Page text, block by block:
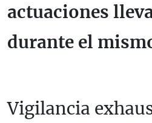
actuaciones
durante el
Vigilancia